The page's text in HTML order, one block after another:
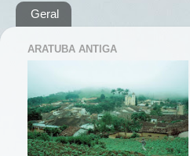
Geral
ARATUBA ANTIGA